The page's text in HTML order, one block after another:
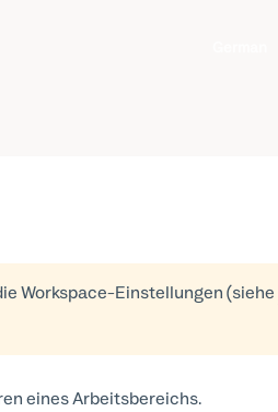
Workspace-Einstellungen (siehe
eines Arbeitsbereichs.